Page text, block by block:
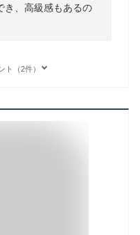
き、高級感もあるの
ト（2件）